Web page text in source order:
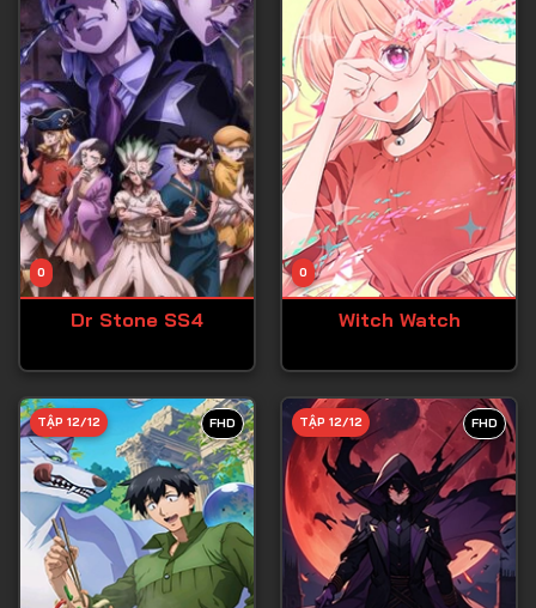
Tập 19
Tập 20
Tập 21
Tập 22
Tập 23
Tập 24
Tập 25
Tập 26
Tập 29
Tập 30
Tập 31
Tập 32
Tập 33
0
Dr Stone SS4
0
Witch Watch
FHD
TẬP 12/12 FHD
TẬP 12/12